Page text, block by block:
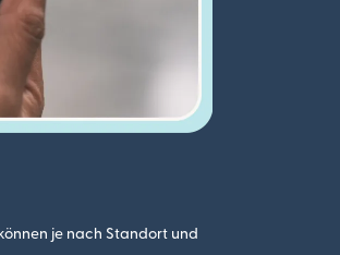
je nach Standort und